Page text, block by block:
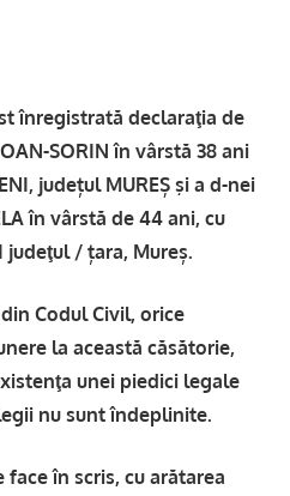
înregistrată declaraţia de
SORIN în vârstă 38 ani
județul MUREȘ şi a d-nei
în vârstă de 44 ani, cu
judeţul / țara, Mureș.
Codul Civil, orice
la această căsătorie,
unei piedici legale
nu sunt îndeplinite.
în scris, cu arătarea